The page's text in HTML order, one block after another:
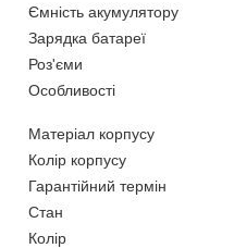
Ємність акумулятору
Зарядка батареї
Роз'єми
Особливості
Матеріал корпусу
Колір корпусу
Гарантійний термін
Стан
Колір